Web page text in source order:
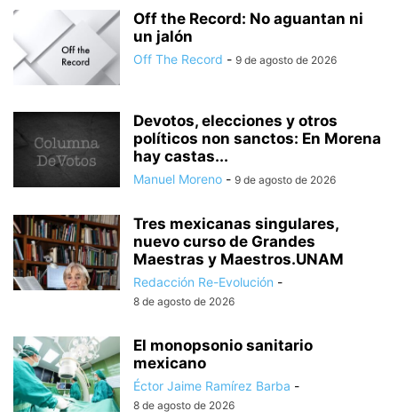
Off the Record: No aguantan ni
un jalón
Off The Record - 9 de agosto de 2026
Devotos, elecciones y otros
políticos non sanctos: En Morena
hay castas...
Manuel Moreno - 9 de agosto de 2026
Tres mexicanas singulares,
nuevo curso de Grandes
Maestras y Maestros.UNAM
Redacción Re-Evolución -
8 de agosto de 2026
El monopsonio sanitario
mexicano
Éctor Jaime Ramírez Barba -
8 de agosto de 2026